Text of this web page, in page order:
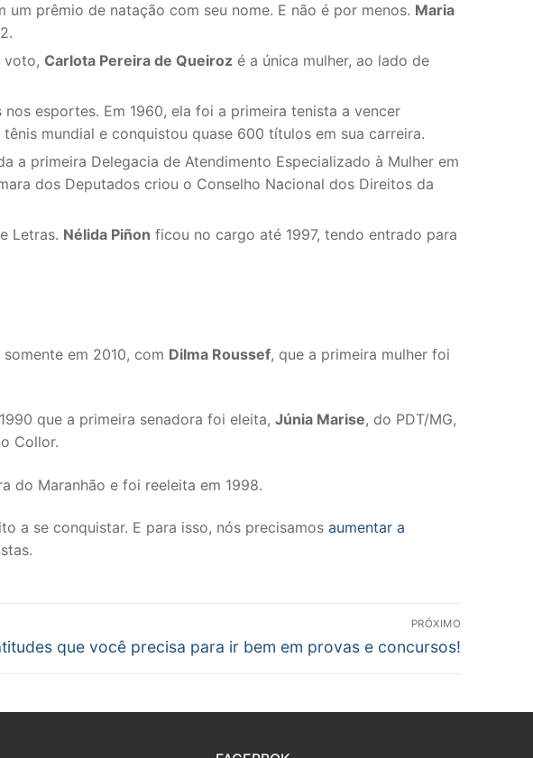
prêmio de natação com seu nome. E não é por menos. Maria
voto, Carlota Pereira de Queiroz é a única mulher, ao lado de
esportes. Em 1960, ela foi a primeira tenista a vencer
mundial e conquistou quase 600 títulos em sua carreira.
a primeira Delegacia de Atendimento Especializado à Mulher em
dos Deputados criou o Conselho Nacional dos Direitos da
Letras. Nélida Piñon ficou no cargo até 1997, tendo entrado para
em 2010, com Dilma Roussef, que a primeira mulher foi
que a primeira senadora foi eleita, Júnia Marise, do PDT/MG,
Collor.
do Maranhão e foi reeleita em 1998.
a se conquistar. E para isso, nós precisamos aumentar a
PRÓXIMO
que você precisa para ir bem em provas e concursos!